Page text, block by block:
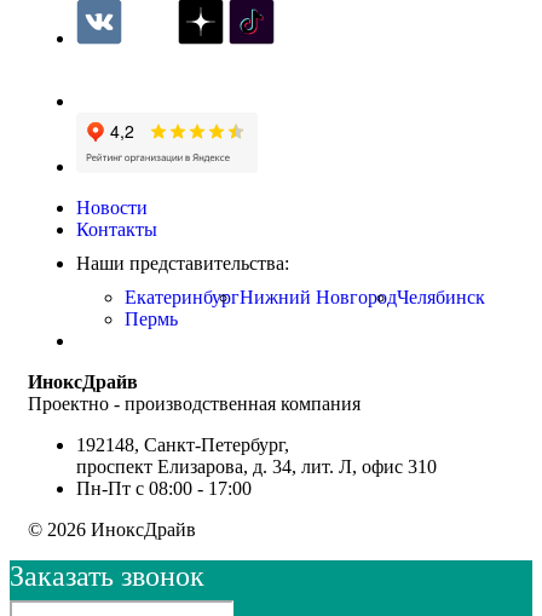
Новости
Контакты
Наши представительства:
ЕкатеринбургНижний НовгородЧелябинск
Пермь
ИноксДрайв
Проектно - производственная компания
192148, Санкт-Петербург,
проспект Елизарова, д. 34, лит. Л, офис 310
Пн-Пт с 08:00 - 17:00
© 2026 ИноксДрайв
Заказать звонок